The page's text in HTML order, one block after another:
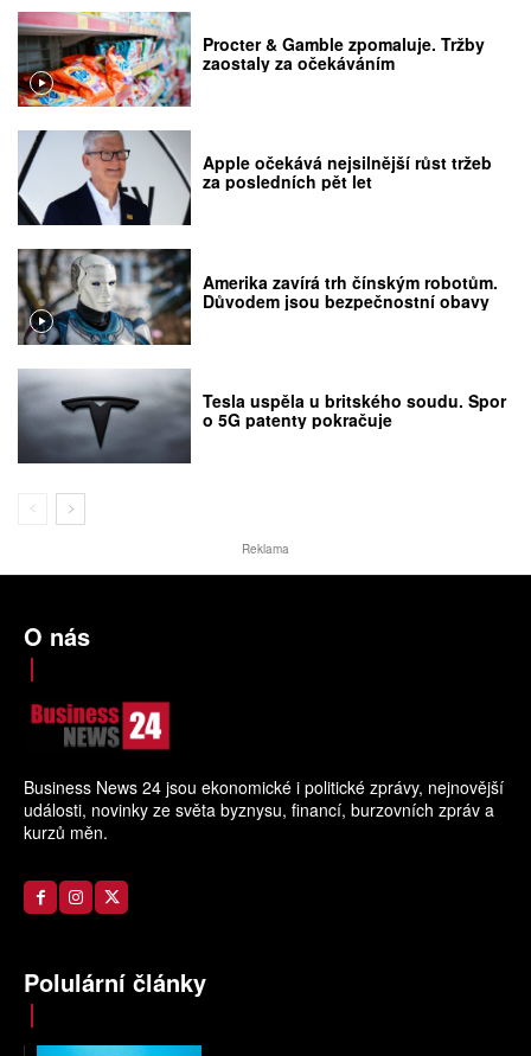
Procter & Gamble zpomaluje. Tržby
zaostaly za očekáváním
Apple očekává nejsilnější růst tržeb
za posledních pět let
Amerika zavírá trh čínským robotům.
Důvodem jsou bezpečnostní obavy
Tesla uspěla u britského soudu. Spor
o 5G patenty pokračuje
Reklama
O nás
Business News 24 jsou ekonomické i politické zprávy, nejnovější
události, novinky ze světa byznysu, financí, burzovních zpráv a
kurzů měn.
Polulární články